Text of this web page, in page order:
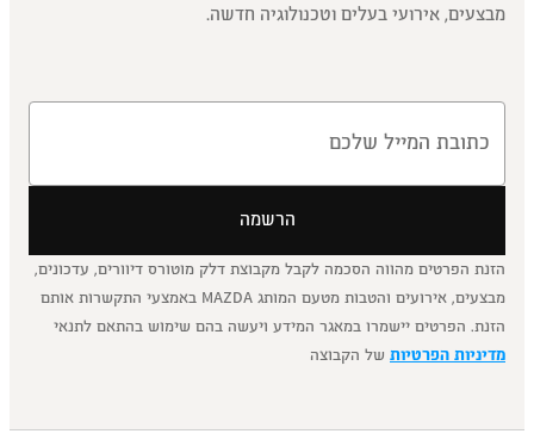
מבצעים, אירועי בעלים וטכנולוגיה חדשה.
הרשמה
הזנת הפרטים מהווה הסכמה לקבל מקבוצת דלק מוטורס דיוורים, עדכונים,
מבצעים, אירועים והטבות מטעם המותג MAZDA באמצעי התקשרות אותם
הזנת. הפרטים יישמרו במאגר המידע ויעשה בהם שימוש בהתאם לתנאי
מדיניות הפרטיותשל הקבוצה